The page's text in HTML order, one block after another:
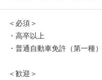
＜必須＞
・高卒以上
・普通自動車免許（第一種
＜歓迎＞